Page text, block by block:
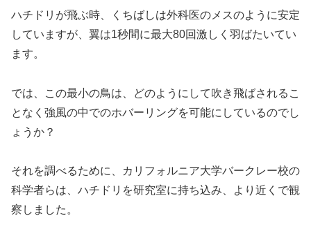
ハチドリが飛ぶ時、くちばしは外科医のメスのように安定
していますが、翼は1秒間に最大80回激しく羽ばたいてい
ます。
では、この最小の鳥は、どのようにして吹き飛ばされるこ
となく強風の中でのホバーリングを可能にしているのでし
ょうか？
それを調べるために、カリフォルニア大学バークレー校の
科学者らは、ハチドリを研究室に持ち込み、より近くで観
察しました。